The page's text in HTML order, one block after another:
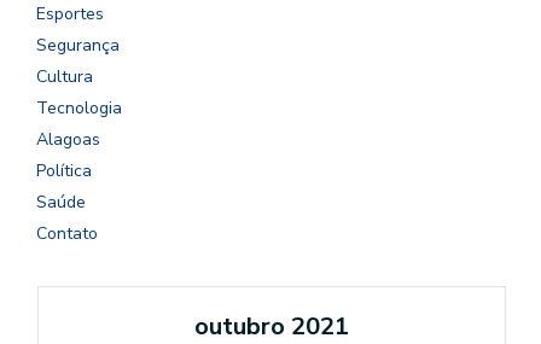
Esportes
Segurança
Cultura
Tecnologia
Alagoas
Política
Saúde
Contato
outubro 2021